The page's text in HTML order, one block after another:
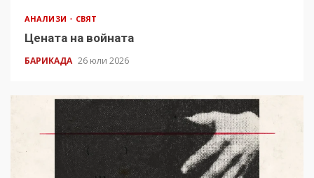
АНАЛИЗИ СВЯТ
Цената на войната
БАРИКАДА 26 юли 2026